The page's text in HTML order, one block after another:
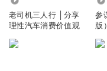
老司机三人行 │分享
理性汽车消费价值观
参
版）